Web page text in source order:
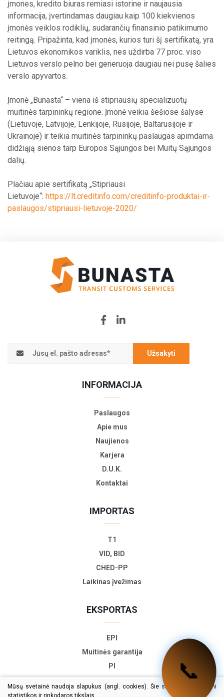
įmones, kredito biuras remiasi istorine ir naujausia
informacija, įvertindamas daugiau kaip 100 kiekvienos
įmonės veiklos rodiklių, sudarančių finansinio patikimumo
reitingą. Pripažinta, kad įmonės, kurios turi šį sertifikatą, yra
Lietuvos ekonomikos variklis, nes uždirba 77 proc. viso
Lietuvos verslo pelno bei generuoja daugiau nei pusę šalies
verslo apyvartos.
Įmonė „Bunasta“ – viena iš stipriausių specializuotų
muitinės tarpininkų regione. Įmonė veikia šešiose šalyse
(Lietuvoje, Latvijoje, Lenkijoje, Rusijoje, Baltarusijoje ir
Ukrainoje) ir teikia muitinės tarpininkų paslaugas apimdama
didžiąją sienos tarp Europos Sąjungos bei Muitų Sąjungos
dalių.
Plačiau apie sertifikatą „Stipriausi
Lietuvoje“: https://lt.creditinfo.com/creditinfo-produktai-ir-
paslaugos/stipriausi-lietuvoje-2020/
Užsakyti
INFORMACIJA
Paslaugos
Apie mus
Naujienos
Karjera
D.U.K.
Kontaktai
IMPORTAS
T1
VID, BID
CHED-PP
Laikinas įvežimas
EKSPORTAS
EPI
Muitinės garantija
PI
Mūsų svetainė naudoja slapukus (angl. cookies). Šie slapukai naudojami
statistikos ir rinkodaros tikslais.
📞